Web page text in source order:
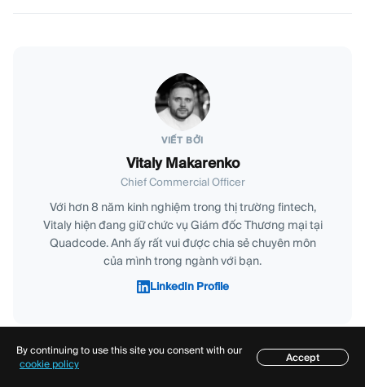
VIẾT BỞI
Vitaly Makarenko
Chief Commercial Officer
Với hơn 8 năm kinh nghiệm trong thị trường fintech,
Vitaly hiện đang giữ chức vụ Giám đốc Thương mại tại
Quadcode. Anh ấy rất vui được chia sẻ chuyên môn
của mình trong ngành với bạn.
LinkedIn Profile
Chia sẻ
Mục lục
By continuing to use this site you consent with our
cookie policy
Accept